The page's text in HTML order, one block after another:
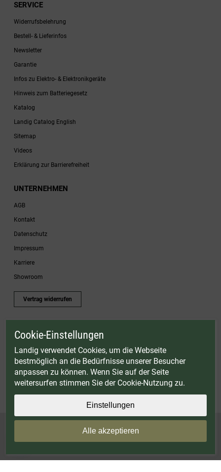
SERVICE
Widerrufsbelehrung
Bestell- & Lieferinfos
Newsletter
Garantie
Infos zu Elektro- & Elektronikgeräte
Hinweis zum Batteriegesetz
Katalog
Landig Catalog English
Sitemap
Videos
Erklärung zur Barrierefreiheit
UNTERNEHMEN
AGB
Kontakt
Datenschutz
Impressum
Karriere
Showroom
Vertrag widerrufen
* Gültig bis einschließlich 17.08.2026. Keine Barauszahlung möglich. Nicht mit
Zubehörartikel. Nicht einlösbar auf bereits rabattierte Sets.
© Landig 1982-2026 (44 Jahre Qualität)
Alle Preise inkl. gesetzl. Mehrwertsteuer, zuzüglich Versandkosten
Weitere Marken oder Shops der Landig + Lava GmbH & Co. KG: LAVA - Vakuumiergeräte
DRY AGER - Reifeschränke|VIESSMANN - Kühlzellen
Cookie-Einstellungen
Landig verwendet Cookies, um die Webseite
bestmöglich an die Bedürfnisse unserer Besucher
anpassen zu können. Wenn Sie auf der Seite
weitersurfen stimmen Sie der Cookie-Nutzung zu.
Einstellungen
Alle akzeptieren